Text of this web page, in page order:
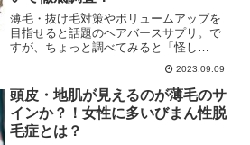
薄毛・抜け毛対策やボリュームアップを
目指せると話題のヘアバースサプリ。で
すが、ちょっと調べてみると「怪し
い」・「効果ない」といった気になるワ
ードがチラホラあって不安に思っている
方もいるのではないでしょうか。そこで
本記事では、ヘアバースサプリ...
2023.09.09
頭皮・地肌が見えるのが薄毛のサ
インか？！女性に多いびまん性脱
毛症とは？